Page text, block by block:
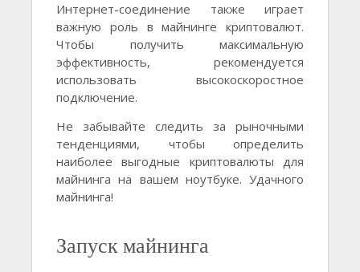
Интернет-соединение также играет
важную роль в майнинге криптовалют.
Чтобы получить максимальную
эффективность, рекомендуется
использовать высокоскоростное
подключение.
Не забывайте следить за рыночными
тенденциями, чтобы определить
наиболее выгодные криптовалюты для
майнинга на вашем ноутбуке. Удачного
майнинга!
Запуск майнинга